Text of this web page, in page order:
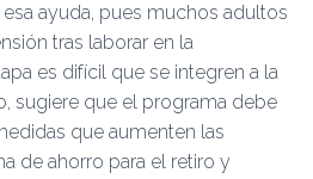
ayuda, pues muchos adultos
tras laborar en la
es difícil que se integren a la
sugiere que el programa debe
que aumenten las
de ahorro para el retiro y